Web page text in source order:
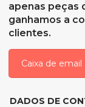
apenas peças
ganhamos a
clientes.
Caixa de
DADOS DE